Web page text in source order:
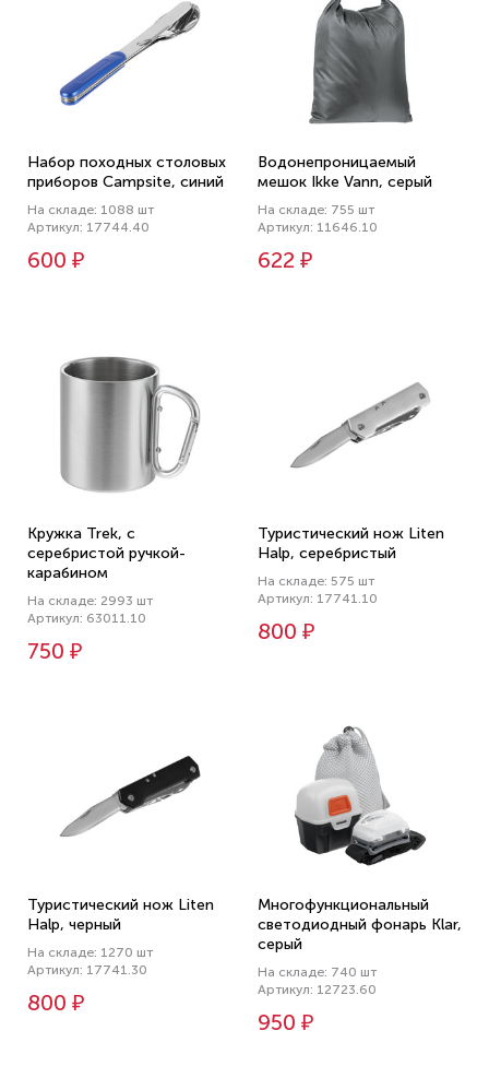
Набор походных столовых
приборов Campsite, синий
На складе: 1088 шт
Артикул: 17744.40
600 ₽
Водонепроницаемый
мешок Ikke Vann, серый
На складе: 755 шт
Артикул: 11646.10
622 ₽
Кружка Trek, с
серебристой ручкой-
карабином
На складе: 2993 шт
Артикул: 63011.10
750 ₽
Туристический нож Liten
Halp, серебристый
На складе: 575 шт
Артикул: 17741.10
800 ₽
Туристический нож Liten
Halp, черный
На складе: 1270 шт
Артикул: 17741.30
800 ₽
Многофункциональный
светодиодный фонарь Klar,
серый
На складе: 740 шт
Артикул: 12723.60
950 ₽